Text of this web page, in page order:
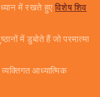
ध्यान में रखते हुएविशेष शिव
में डुबोते हैं जो परमात्मा
आध्यात्मिक